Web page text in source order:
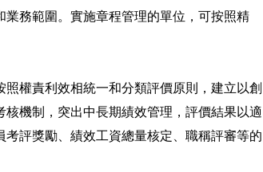
務範圍。實施章程管理的單位，可按照精
權責利效相統一和分類評價原則，建立以創
機制，突出中長期績效管理，評價結果以適
評獎勵、績效工資總量核定、職稱評審等的